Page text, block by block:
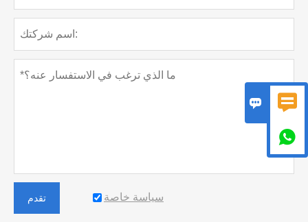
تقدم سياسة خاصة
 
